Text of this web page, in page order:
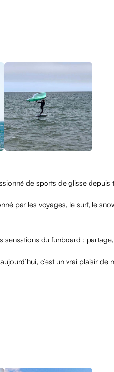
de sports de glisse depuis
par les voyages, le surf, le
sensations du funboard :
c’est un vrai plaisir de